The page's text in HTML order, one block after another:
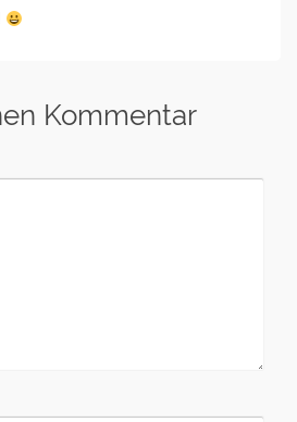
Kommentar